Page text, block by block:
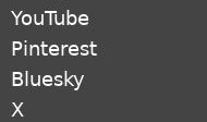
YouTube
Pinterest
Bluesky
X